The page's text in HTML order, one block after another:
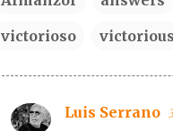
victorioso
victorious
C
Luis Serrano